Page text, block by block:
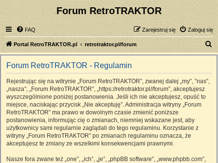
Forum RetroTRAKTOR
FAQ Zaloguj się
Zarejestruj się
Portal RetroTRAKTOR.pl retrotraktor.pl/forum
z
Forum RetroTRAKTOR - Regulamin
Rejestrując się na witrynie „Forum RetroTRAKTOR”, zwanej dalej „my”, ”nas”,
„nasza”, „Forum RetroTRAKTOR”, „https://retrotraktor.pl//forum”, akceptujesz
wyszczególnione poniżej postanowienia. Jeśli ich nie akceptujesz, opuść to
miejsce, naciskając przycisk „Nie akceptuję”. Administracja witryny „Forum
RetroTRAKTOR” ma prawo w dowolnym czasie zmienić poniższe
postanowienia, informując cię o zmianach, niemniej wskazane jest, aby
użytkownicy sami regularnie zaglądali do tego regulaminu. Korzystanie z
witryny „Forum RetroTRAKTOR” po zmianach regulaminu oznacza, że
akceptujesz te zmiany ze wszelkimi konsekwencjami prawnymi.
Nasze fora zwane też „one”, „ich”, „je”, „phpBB software”, „www.phpbb.com”,